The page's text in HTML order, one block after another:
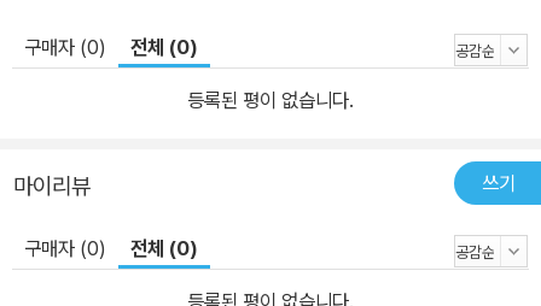
데일리』 및 영자 신문 『코리아타임스』·『코리아중앙데일리』 등에 꾸
준히 칼럼을 게재해왔음. 2012년 한국어 교육과 관련한 공로를 인정
익숙한 세계임에 틀림없다. 그러나 모어인 영어 외에 한국어, 일본어
를 비롯한 수많은 언어를 순례해온 그의 관심사는 자신이 습득한 몇
과 에너지를 쏟는 데 거침이 없다. 그런 그의 관심사는 언어와 도시라
새로운 관심사를 향해 뻗어나가기도 하고, 서로 조화를 이루어 더 넓
은 영역을 구축하기도 한다. 이를 위해 그는 꾸준히 새로운 언어를 습
구매자 (0) 전체 (0)
등록된 평이 없습니다.
마이리뷰 쓰기
구매자 (0) 전체 (0)